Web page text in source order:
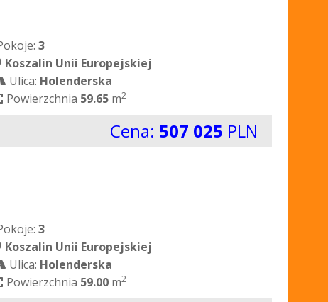
3
Koszalin Unii Europejskiej
Ulica: Holenderska
Powierzchnia 59.65m2
Cena: 507 025 PLN
3
Koszalin Unii Europejskiej
Ulica: Holenderska
Powierzchnia 59.00m2